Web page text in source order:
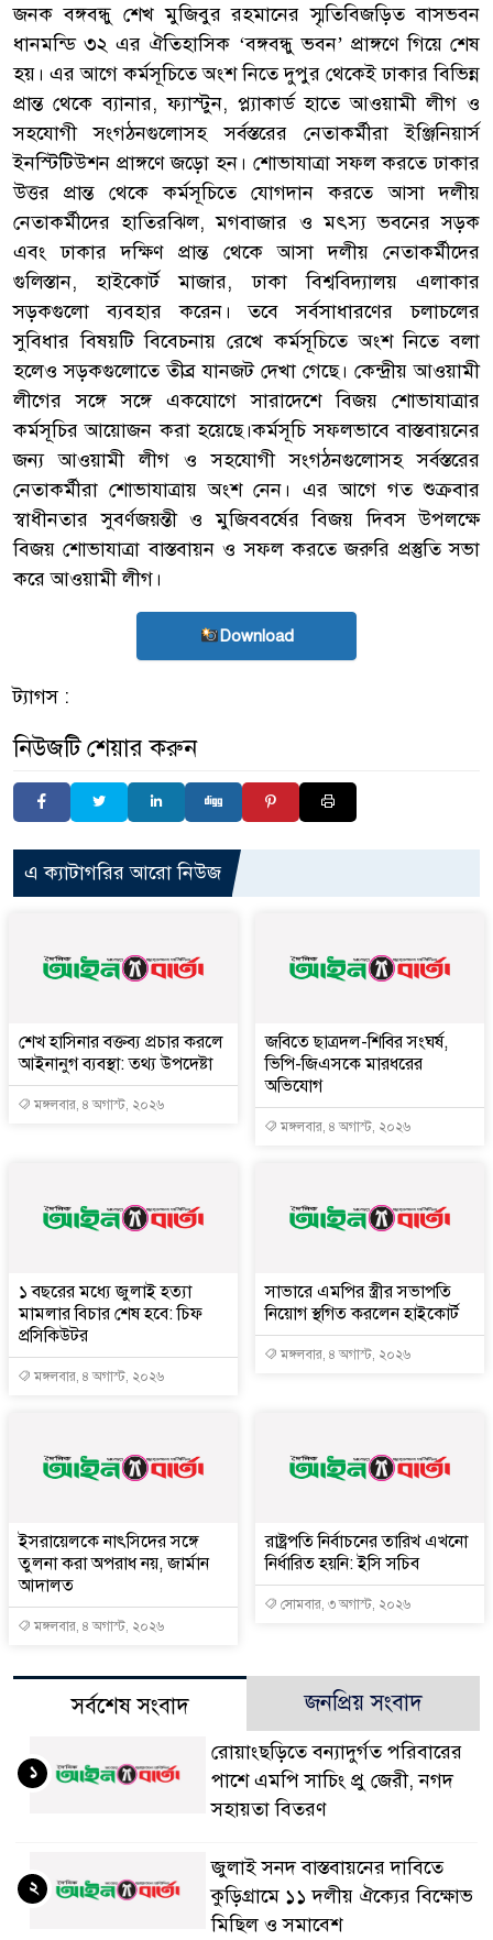
জনক বঙ্গবন্ধু শেখ মুজিবুর রহমানের স্মৃতিবিজড়িত বাসভবন
ধানমন্ডি ৩২ এর ঐতিহাসিক ‘বঙ্গবন্ধু ভবন’ প্রাঙ্গণে গিয়ে শেষ
হয়। এর আগে কর্মসূচিতে অংশ নিতে দুপুর থেকেই ঢাকার বিভিন্ন
প্রান্ত থেকে ব্যানার, ফ্যাস্টুন, প্ল্যাকার্ড হাতে আওয়ামী লীগ ও
সহযোগী সংগঠনগুলোসহ সর্বস্তরের নেতাকর্মীরা ইঞ্জিনিয়ার্স
ইনস্টিটিউশন প্রাঙ্গণে জড়ো হন। শোভাযাত্রা সফল করতে ঢাকার
উত্তর প্রান্ত থেকে কর্মসূচিতে যোগদান করতে আসা দলীয়
নেতাকর্মীদের হাতিরঝিল, মগবাজার ও মৎস্য ভবনের সড়ক
এবং ঢাকার দক্ষিণ প্রান্ত থেকে আসা দলীয় নেতাকর্মীদের
গুলিস্তান, হাইকোর্ট মাজার, ঢাকা বিশ্ববিদ্যালয় এলাকার
সড়কগুলো ব্যবহার করেন। তবে সর্বসাধারণের চলাচলের
সুবিধার বিষয়টি বিবেচনায় রেখে কর্মসূচিতে অংশ নিতে বলা
হলেও সড়কগুলোতে তীব্র যানজট দেখা গেছে। কেন্দ্রীয় আওয়ামী
লীগের সঙ্গে সঙ্গে একযোগে সারাদেশে বিজয় শোভাযাত্রার
কর্মসূচির আয়োজন করা হয়েছে।কর্মসূচি সফলভাবে বাস্তবায়নের
জন্য আওয়ামী লীগ ও সহযোগী সংগঠনগুলোসহ সর্বস্তরের
নেতাকর্মীরা শোভাযাত্রায় অংশ নেন। এর আগে গত শুক্রবার
স্বাধীনতার সুবর্ণজয়ন্তী ও মুজিববর্ষের বিজয় দিবস উপলক্ষে
বিজয় শোভাযাত্রা বাস্তবায়ন ও সফল করতে জরুরি প্রস্তুতি সভা
করে আওয়ামী লীগ।
Download
ট্যাগস :
নিউজটি শেয়ার করুন
এ ক্যাটাগরির আরো নিউজ
শেখ হাসিনার বক্তব্য প্রচার করলে
আইনানুগ ব্যবস্থা: তথ্য উপদেষ্টা
মঙ্গলবার, ৪ অগাস্ট, ২০২৬
জবিতে ছাত্রদল-শিবির সংঘর্ষ,
ভিপি-জিএসকে মারধরের
অভিযোগ
মঙ্গলবার, ৪ অগাস্ট, ২০২৬
১ বছরের মধ্যে জুলাই হত্যা
মামলার বিচার শেষ হবে: চিফ
প্রসিকিউটর
মঙ্গলবার, ৪ অগাস্ট, ২০২৬
সাভারে এমপির স্ত্রীর সভাপতি
নিয়োগ স্থগিত করলেন হাইকোর্ট
মঙ্গলবার, ৪ অগাস্ট, ২০২৬
ইসরায়েলকে নাৎসিদের সঙ্গে
তুলনা করা অপরাধ নয়, জার্মান
আদালত
মঙ্গলবার, ৪ অগাস্ট, ২০২৬
রাষ্ট্রপতি নির্বাচনের তারিখ এখনো
নির্ধারিত হয়নি: ইসি সচিব
সোমবার, ৩ অগাস্ট, ২০২৬
সর্বশেষ সংবাদ জনপ্রিয় সংবাদ
রোয়াংছড়িতে বন্যাদুর্গত পরিবারের
পাশে এমপি সাচিং প্রু জেরী, নগদ
সহায়তা বিতরণ
১
জুলাই সনদ বাস্তবায়নের দাবিতে
কুড়িগ্রামে ১১ দলীয় ঐক্যের বিক্ষোভ
মিছিল ও সমাবেশ
২